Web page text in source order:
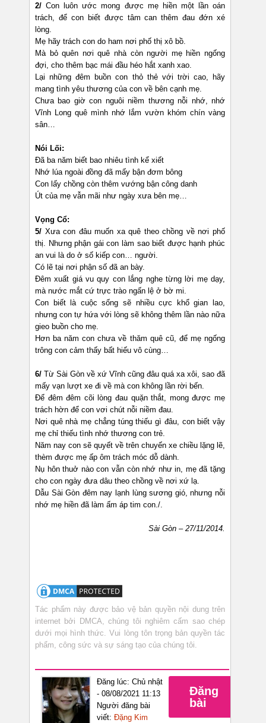
2/Con luôn ước mong được mẹ hiền một lần oán
trách, để con biết được tâm can thêm đau đớn xé
lòng.
Mẹ hãy trách con do ham nơi phố thị xô bồ.
Mà bỏ quên nơi quê nhà còn người mẹ hiền ngống
đợi, cho thêm bạc mái đầu héo hắt xanh xao.
Lại những đêm buồn con thỏ thẻ với trời cao, hãy
mang tình yêu thương của con về bên cạnh mẹ.
Chưa bao giờ con nguôi niềm thương nỗi nhớ, nhớ
Vĩnh Long quê mình nhớ lắm vườn khóm chín vàng
sân…
Nói Lối:
Đã ba năm biết bao nhiêu tình kể xiết
Nhớ lúa ngoài đồng đã mấy bận đơm bông
Con lấy chồng còn thêm vướng bận công danh
Út của mẹ vẫn mãi như ngày xưa bên mẹ…
Vọng Cổ:
5/ Xưa con đâu muốn xa quê theo chồng về nơi phố
thị. Nhưng phận gái con làm sao biết được hạnh phúc
an vui là do ở số kiếp con… người.
Có lẽ tại nơi phận số đã an bày.
Đêm xuất giá vu quy con lắng nghe từng lời mẹ dạy,
mà nước mắt cứ trực trào ngấn lệ ở bờ mi.
Con biết là cuộc sống sẽ nhiều cực khổ gian lao,
nhưng con tự hứa với lòng sẽ không thêm lần nào nữa
gieo buồn cho mẹ.
Hơn ba năm con chưa về thăm quê cũ, để mẹ ngống
trông con cảm thấy bất hiếu vô cùng…
6/ Từ Sài Gòn về xứ Vĩnh cũng đâu quá xa xôi, sao đã
mấy vạn lượt xe đi về mà con không lần rời bến.
Để đêm đêm cõi lòng đau quặn thắt, mong được mẹ
trách hờn để con vơi chút nỗi niềm đau.
Nơi quê nhà mẹ chẳng túng thiếu gì đâu, con biết vậy
mẹ chỉ thiếu tình nhớ thương con trẻ.
Năm nay con sẽ quyết về trên chuyến xe chiều lặng lẽ,
thèm được mẹ ấp ôm trách móc dỗ dành.
Nụ hôn thuở nào con vẫn còn nhớ như in, mẹ đã tặng
cho con ngày đưa dâu theo chồng về nơi xứ lạ.
Dẫu Sài Gòn đêm nay lạnh lùng sương gió, nhưng nỗi
nhớ mẹ hiền đã làm ấm áp tim con./.
Sài Gòn – 27/11/2014.
Tác phẩm này được bảo vệ bản quyền nội dung trên
internet bởi DMCA, chúng tôi nghiêm cấm sao chép
dưới mọi hình thức. Vui lòng tôn trọng bản quyền tác
phẩm, công sức và sự sáng tạo của chúng tôi.
Đăng lúc: Chủ nhật
- 08/08/2021 11:13
Người đăng bài
viết: Đặng Kim
Đăng
bài